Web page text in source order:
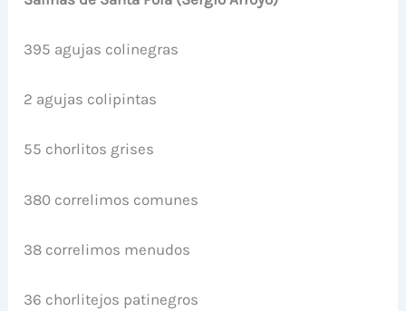
395 agujas colinegras
2 agujas colipintas
55 chorlitos grises
380 correlimos comunes
38 correlimos menudos
36 chorlitejos patinegros